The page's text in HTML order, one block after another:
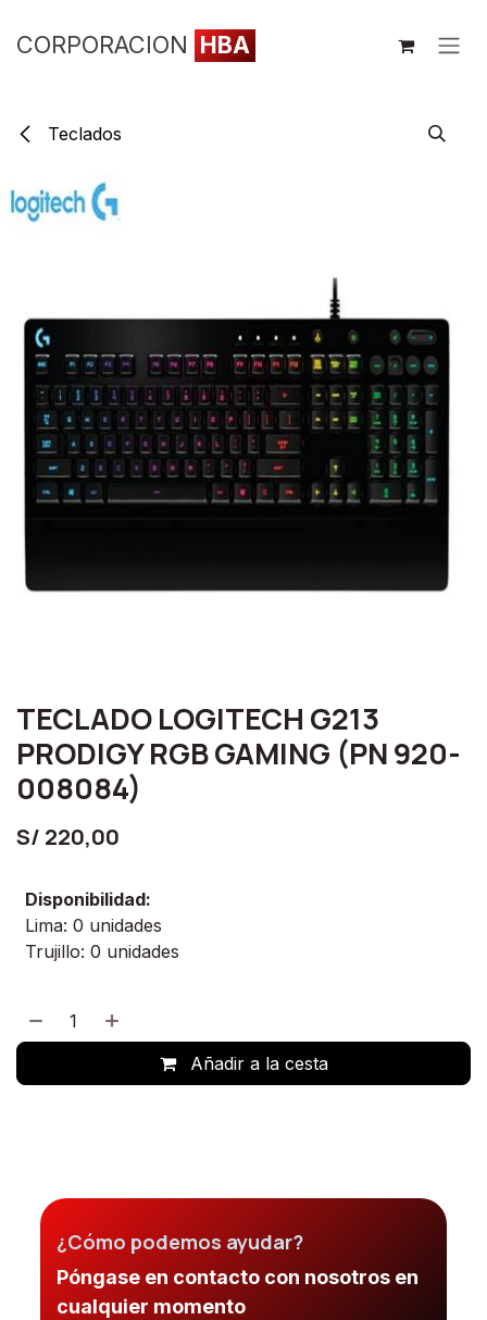
CORPORACION HBA
Teclados
TECLADO LOGITECH G213
PRODIGY RGB GAMING (PN 920-
008084)
S/ 220,00
Disponibilidad:
Lima: 0 unidades
Trujillo: 0 unidades
Añadir a la cesta
¿Cómo podemos ayudar?
Póngase en contacto con nosotros en
cualquier momento